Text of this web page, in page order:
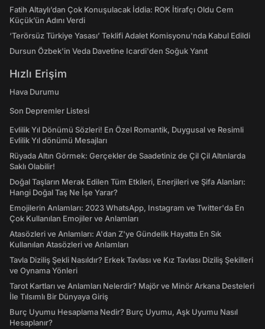
Fatih Altaylı’dan Çok Konuşulacak İddia: ROK İtirafçı Oldu Cem
Küçük’ün Adını Verdi
‘Terörsüz Türkiye Yasası’ Teklifi Adalet Komisyonu'nda Kabul Edildi
Dursun Özbek'in Veda Davetine Icardi'den Soğuk Yanıt
Hızlı Erişim
Hava Durumu
Son Depremler Listesi
Evlilik Yıl Dönümü Sözleri! En Özel Romantik, Duygusal ve Resimli
Evlilik Yıl dönümü Mesajları
Rüyada Altın Görmek: Gerçekler de Saadetiniz de Çil Çil Altınlarda
Saklı Olabilir!
Doğal Taşların Merak Edilen Tüm Etkileri, Enerjileri ve Şifa Alanları:
Hangi Doğal Taş Ne İşe Yarar?
Emojilerin Anlamları: 2023 WhatsApp, Instagram ve Twitter'da En
Çok Kullanılan Emojiler ve Anlamları
Atasözleri ve Anlamları: A'dan Z'ye Gündelik Hayatta En Sık
Kullanılan Atasözleri ve Anlamları
Tavla Diziliş Şekli Nasıldır? Erkek Tavlası ve Kız Tavlası Diziliş Şekilleri
ve Oynama Yönleri
Tarot Kartları ve Anlamları Nelerdir? Majör ve Minör Arkana Desteleri
İle Tılsımlı Bir Dünyaya Giriş
Burç Uyumu Hesaplama Nedir? Burç Uyumu, Aşk Uyumu Nasıl
Hesaplanır?